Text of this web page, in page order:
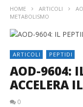
HOME ARTICOLI
METABOLISMO
ARTICOLI PEPTIDI
AOD-9604:
ACCELERA
0